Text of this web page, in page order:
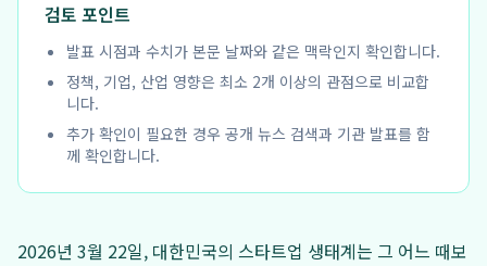
검토 포인트
발표 시점과 수치가 본문 날짜와 같은 맥락인지 확인합니다.
정책, 기업, 산업 영향은 최소 2개 이상의 관점으로 비교합
니다.
추가 확인이 필요한 경우 공개 뉴스 검색과 기관 발표를 함
께 확인합니다.
2026년 3월 22일, 대한민국의 스타트업 생태계는 그 어느 때보